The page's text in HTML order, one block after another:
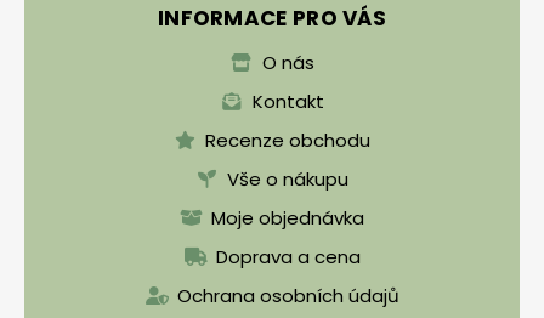
INFORMACE PRO VÁS
O nás
Kontakt
Recenze obchodu
Vše o nákupu
Moje objednávka
Doprava a cena
Ochrana osobních údajů